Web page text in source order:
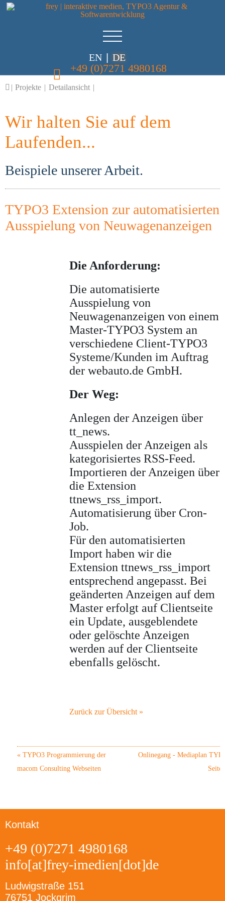
EN DE
+49 (0)7271 4980168
| Projekte | Detailansicht |
Wir halten Sie auf dem
Laufenden...
Beispiele unserer Arbeit.
TYPO3 Extension zur automatisierten
Ausspielung von Neuwagenanzeigen
Die Anforderung:
Die automatisierte
Ausspielung von
Neuwagenanzeigen von einem
Master-TYPO3 System an
verschiedene Client-TYPO3
Systeme/Kunden im Auftrag
der webauto.de GmbH.
Der Weg:
Anlegen der Anzeigen über
tt_news.
Ausspielen der Anzeigen als
kategorisiertes RSS-Feed.
Importieren der Anzeigen über
die Extension
ttnews_rss_import.
Automatisierung über Cron-
Job.
Für den automatisierten
Import haben wir die
Extension ttnews_rss_import
entsprechend angepasst. Bei
geänderten Anzeigen auf dem
Master erfolgt auf Clientseite
ein Update, ausgeblendete
oder gelöschte Anzeigen
werden auf der Clientseite
ebenfalls gelöscht.
Zurück zur Übersicht »
« TYPO3 Programmierung der
macom Consulting Webseiten
Onlinegang - Mediaplan
Kontakt
+49 (0)7271 4980168
info[at]frey-imedien[dot]de
Ludwigstraße 151
76751 Jockgrim